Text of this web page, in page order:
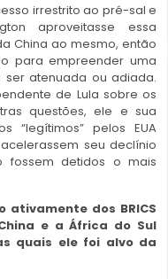
irrestrito ao pré-sal e
aproveitasse essa
China ao mesmo, então
para empreender uma
ser atenuada ou adiada.
de Lula sobre os
questões, ele e sua
“legítimos” pelos EUA
seu declínio
fossem detidos o mais
dos BRICS
e a África do Sul
quais ele foi alvo da